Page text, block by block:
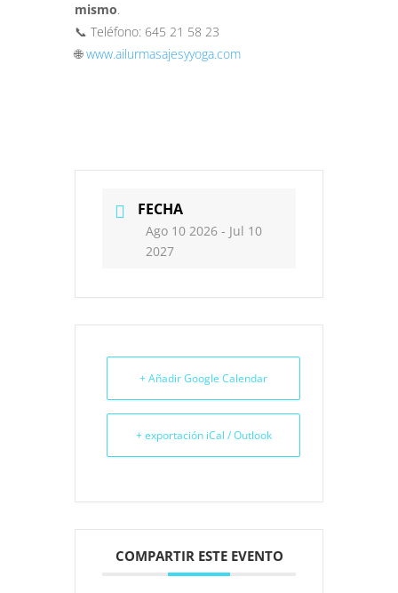
mismo.
📞 Teléfono: 645 21 58 23
🌐www.ailurmasajesyyoga.com
FECHA
Ago 10 2026 - Jul 10
2027
+ Añadir Google Calendar
+ exportación iCal / Outlook
COMPARTIR ESTE EVENTO